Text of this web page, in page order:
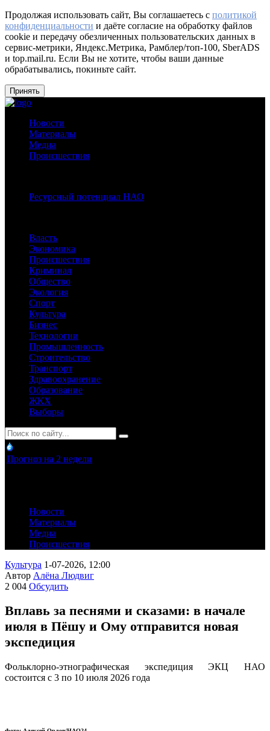
Продолжая использовать сайт, Вы соглашаетесь с политикой
конфиденциальности и даёте согласие на обработку файлов
cookie и передачу обезличенных пользовательских данных в
сервис-метрики, Яндекс.Метрика, Рамблер/топ-100, SberADS
и top.mail.ru. Если Вы не хотите, чтобы ваши данные
обрабатывались, покиньте сайт.
Принять
Новости
Материалы
Медиа
Происшествия
Ресурсный потенциал НАО
Власть
Экономика
Происшествия
Криминал
Общество
Экология
Спорт
Культура
Бизнес
Технологии
Промышленность
Строительство
Транспорт
Здравоохранение
Образование
ЖКХ
Выборы
Прогноз на 2 недели
Новости
Материалы
Медиа
Происшествия
Культура 1-07-2026, 12:00
Автор Алёна Людвиг
2 004 Обсудить
Вплавь за песнями и сказами: в начале
июля в Пёшу и Ому отправится новая
экспедиция
Фольклорно-этнографическая экспедиция ЭКЦ НАО
состоится с 3 по 10 июля 2026 года